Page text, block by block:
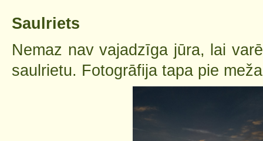
Saulriets
Nemaz nav vajadzīga jūra, lai
saulrietu. Fotogrāfija tapa pie